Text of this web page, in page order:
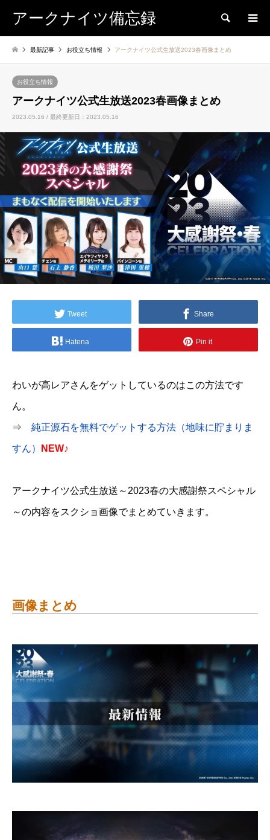
アークナイツ備忘録 検索
最新記事 お役立ち情報 アークナイツ公式生放送2023春画像まとめ
お役立ち情報
アークナイツ公式生放送2023春画像まとめ
2023.05.16 / 最終更新日：2023.05.16
Tweet Share
Hatena Pin it
わいが高レアさんをゲットしているのはこの方法です
ん。
⇒ 純正源石を無料でゲットする方法（地味に貯まりま
すん） NEW♪
アークナイツ公式生放送～2023春の大感謝祭スペシャル
～の内容をスクショ画像でまとめていきます。
画像まとめ